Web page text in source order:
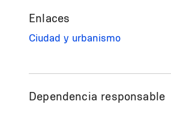
Enlaces
Ciudad y urbanismo
Dependencia responsable